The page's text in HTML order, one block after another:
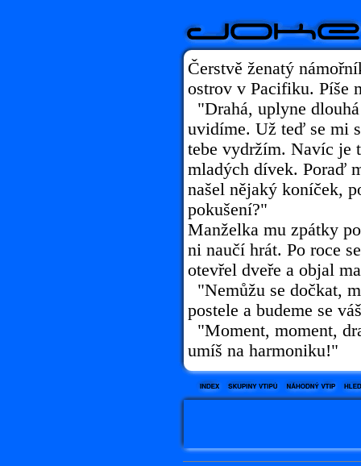
Čerstvě ženatý
ostrov v Pacifiku. Píše
"Drahá, uplyne
uvidíme. Už teď se mi
tebe vydržím. Navíc je
mladých dívek. Poraď
našel nějaký koníček,
pokušení?"
Manželka mu zpátky
ni naučí hrát. Po roce
otevřel dveře a objal
"Nemůžu se dočkat,
postele a budeme se
"Moment, moment,
umíš na harmoniku!"